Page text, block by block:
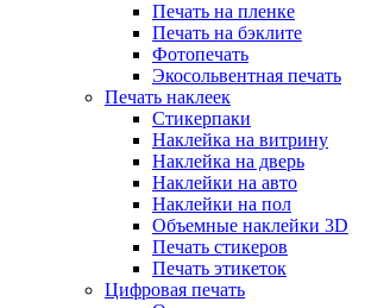
Печать на пленке
Печать на бэклите
Фотопечать
Экосольвентная печать
Печать наклеек
Стикерпаки
Наклейка на витрину
Наклейка на дверь
Наклейки на авто
Наклейки на пол
Объемные наклейки 3D
Печать стикеров
Печать этикеток
Цифровая печать